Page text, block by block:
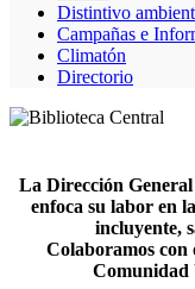
Distintivo
Campañas e
Climatón
Directorio
La Dirección
enfoca su labor en
incluyente,
Colaboramos con
Comunidad